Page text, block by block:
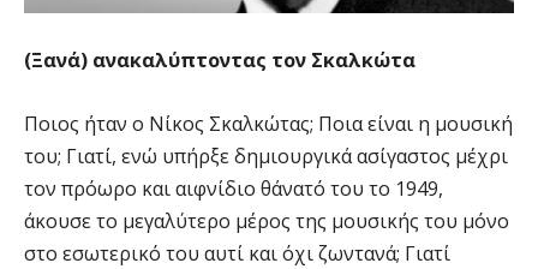
(Ξανά) ανακαλύπτοντας τον Σκαλκώτα
Ποιος ήταν ο Νίκος Σκαλκώτας; Ποια είναι η μουσική
του; Γιατί, ενώ υπήρξε δημιουργικά ασίγαστος μέχρι
τον πρόωρο και αιφνίδιο θάνατό του το 1949,
άκουσε το μεγαλύτερο μέρος της μουσικής του μόνο
στο εσωτερικό του αυτί και όχι ζωντανά; Γιατί